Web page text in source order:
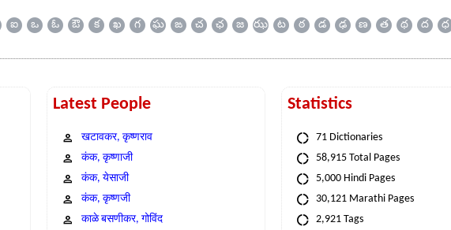
ఐ ఒ ఓ ఔ క ఖ గ ఘ ఙ చ ఛ జ ఝ ట ఠ డ ఢ ణ త థ ద ధ
Latest People
खटावकर, कृष्णराव
कंक, कृष्णाजी
कंक, येसाजी
कंक, कृष्णजी
काळे बसणीकर, गोविंद
Statistics
71 Dictionaries
58,915 Total Pages
5,000 Hindi Pages
30,121 Marathi Pages
2,921 Tags